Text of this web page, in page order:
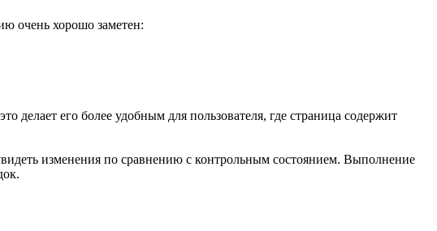
очень хорошо заметен:
его более удобным для пользователя, где страница содержит
изменения по сравнению с контрольным состоянием. Выполнение